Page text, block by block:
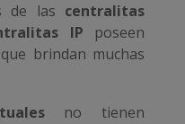
de las centralitas
IP poseen
brindan muchas
no tienen